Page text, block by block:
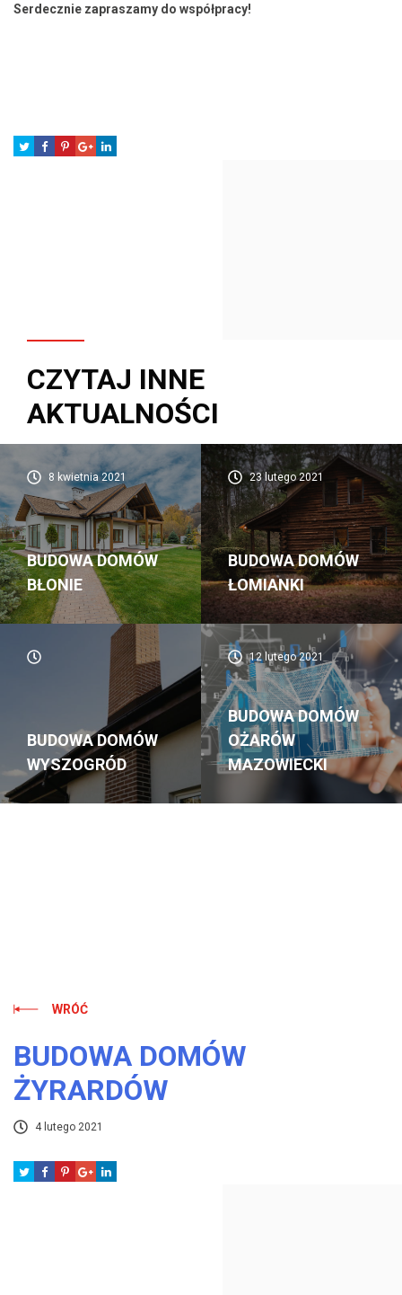
Serdecznie zapraszamy do współpracy!
CZYTAJ INNE
AKTUALNOŚCI
8 kwietnia 2021
BUDOWA DOMÓW
BŁONIE
23 lutego 2021
BUDOWA DOMÓW
ŁOMIANKI
BUDOWA DOMÓW
WYSZOGRÓD
12 lutego 2021
BUDOWA DOMÓW
OŻARÓW
MAZOWIECKI
WRÓĆ
BUDOWA DOMÓW
ŻYRARDÓW
4 lutego 2021